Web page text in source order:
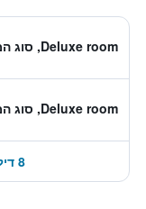
Deluxe room, סוג המיטה לא ידוע
Deluxe room, סוג המיטה לא ידוע
8 דילים נוספים החל מ-₪253